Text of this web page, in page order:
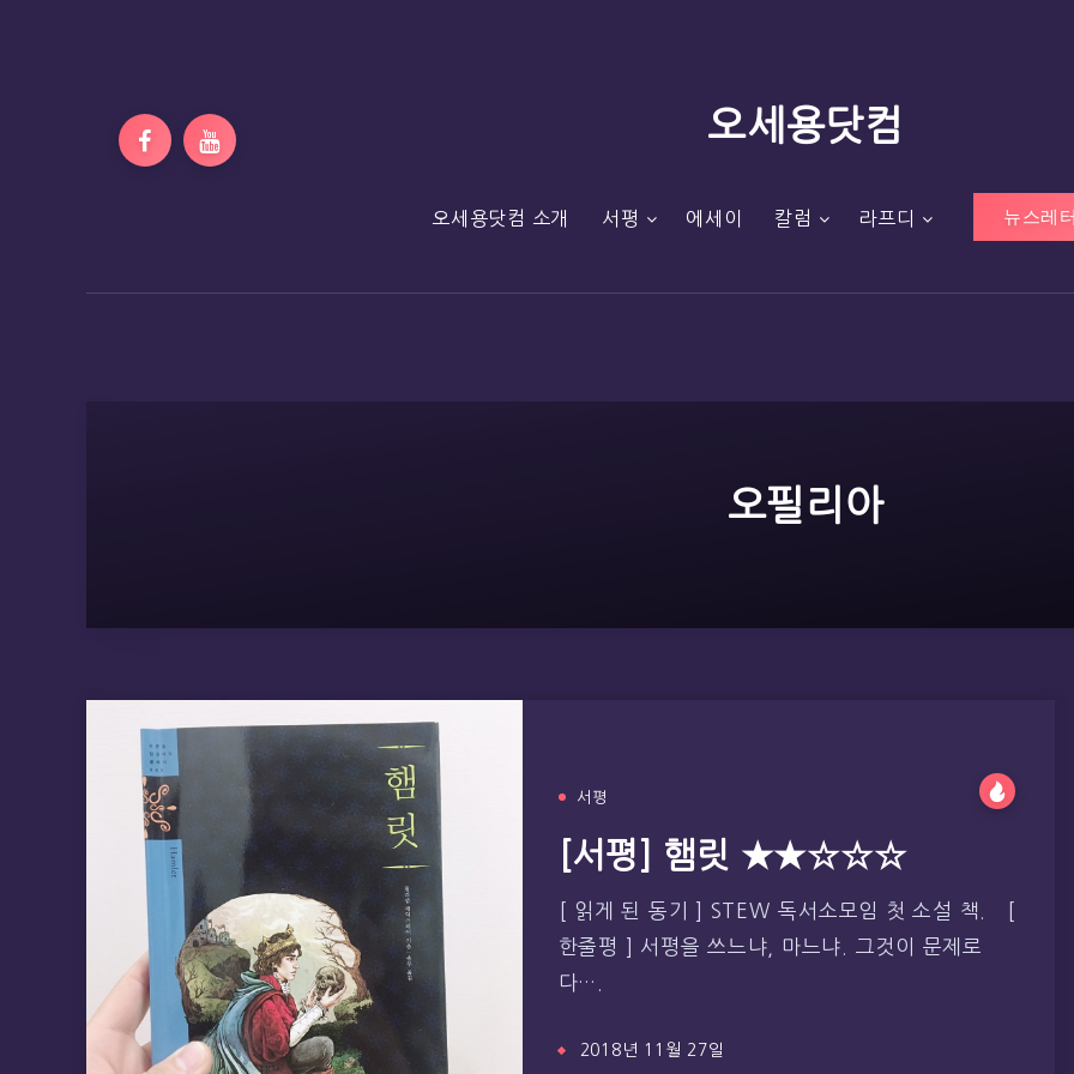
오세용닷컴
오세용닷컴 소개 서평 에세이 칼럼 라프디 뉴스레
오필리아
서평
[서평] 햄릿 ★★☆☆☆
[ 읽게 된 동기 ] STEW 독서소모임 첫 소설 책. [
한줄평 ] 서평을 쓰느냐, 마느냐. 그것이 문제로
다….
2018년 11월 27일